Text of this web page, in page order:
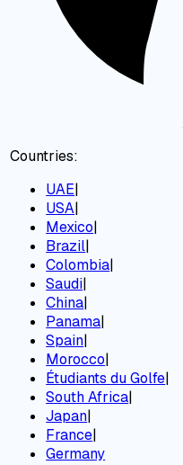
Countries:
UAE|
USA|
Mexico|
Brazil|
Colombia|
Saudi|
China|
Panama|
Spain|
Morocco|
Étudiants du Golfe|
South Africa|
Japan|
France|
Germany